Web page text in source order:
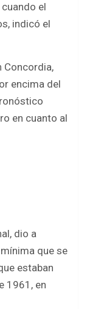
el
indicó el
Concordia,
encima del
en cuanto al
dio a
que se
estaban
1961, en